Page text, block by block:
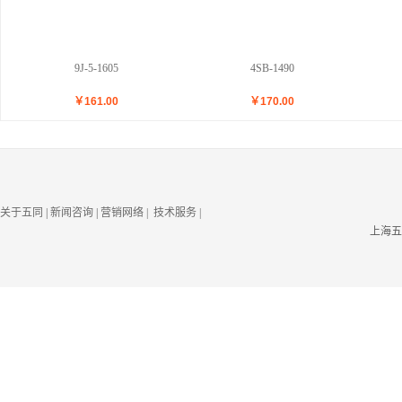
9J-5-1605
￥161.00
4SB-1490
￥170.00
关于五同 新闻咨询 营销网络 | 技术服务
上海